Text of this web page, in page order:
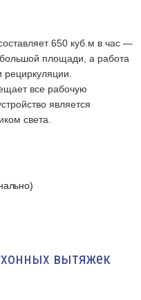
650 куб.м в час —
площади, а работа
все рабочую
является
света.
вытяжек